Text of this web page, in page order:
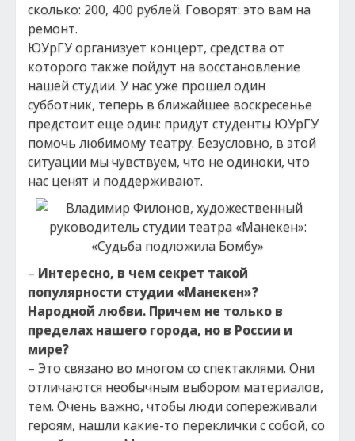
сколько: 200, 400 рублей. Говорят: это вам на
ремонт.
ЮУрГУ организует концерт, средства от
которого также пойдут на восстановление
нашей студии. У нас уже прошел один
субботник, теперь в ближайшее воскресенье
предстоит еще один: придут студенты ЮУрГУ
помочь любимому театру. Безусловно, в этой
ситуации мы чувствуем, что не одиноки, что
нас ценят и поддерживают.
– Интересно, в чем секрет такой
популярности студии «Манекен»?
Народной любви. Причем не только в
пределах нашего города, но в России и
мире?
– Это связано во многом со спектаклями. Они
отличаются необычным выбором материалов,
тем. Очень важно, чтобы люди сопереживали
героям, нашли какие-то переклички с собой, со